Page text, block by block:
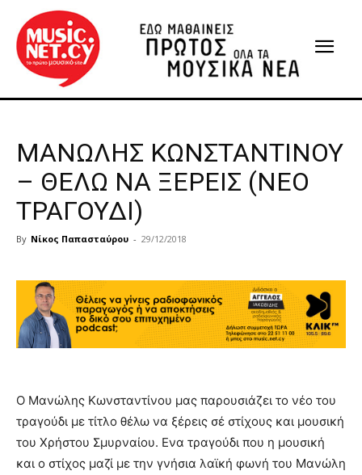
ΜΑΝΩΛΗΣ ΚΩΝΣΤΑΝΤΙΝΟΥ
– ΘΕΛΩ ΝΑ ΞΕΡΕΙΣ (ΝΕΟ
ΤΡΑΓΟΥΔΙ)
By Νίκος Παπασταύρου - 29/12/2018
Ο Μανώλης Κωνσταντίνου μας παρουσιάζει το νέο του
τραγούδι με τίτλο θέλω να ξέρεις σέ στίχους και μουσική
του Χρήστου Σμυρναίου. Ενα τραγούδι που η μουσική
και ο στίχος μαζί με την γνήσια λαϊκή φωνή του Μανώλη